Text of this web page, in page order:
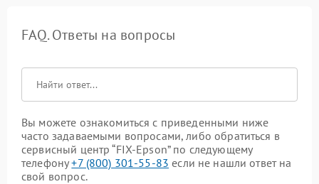
FAQ. Ответы на вопросы
Вы можете ознакомиться с приведенными ниже
часто задаваемыми вопросами, либо обратиться в
сервисный центр “FIX-Epson” по следующему
телефону+7 (800) 301-55-83 если не нашли ответ на
свой вопрос.